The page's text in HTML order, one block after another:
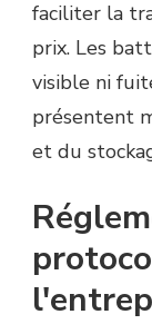
faciliter la
prix. Les
visible ni
présentent
et du